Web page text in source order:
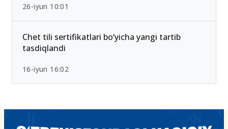
26-iyun 10:01
Chet tili sertifikatlari bo‘yicha yangi tartib
tasdiqlandi
16-iyun 16:02